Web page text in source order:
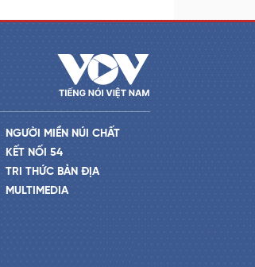
NGƯỜI MIỀN NÚI CHẤT
KẾT NỐI 54
TRI THỨC BẢN ĐỊA
MULTIMEDIA